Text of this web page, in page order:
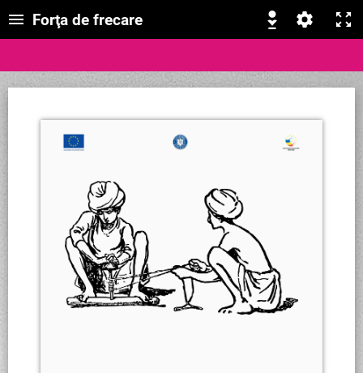
Forţa de frecare